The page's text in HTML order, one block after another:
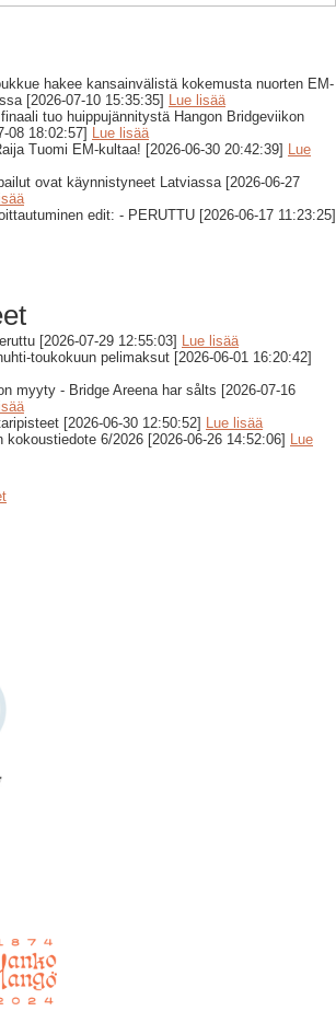
hakee kansainvälistä kokemusta nuorten EM-
[2026-07-10 15:35:35] Lue lisää
tuo huippujännitystä Hangon Bridgeviikon
08 18:02:57] Lue lisää
Tuomi EM-kultaa! [2026-06-30 20:42:39] Lue
ovat käynnistyneet Latviassa [2026-06-27
edit: - PERUTTU [2026-06-17 11:23:25]
[2026-07-29 12:55:03] Lue lisää
toukokuun pelimaksut [2026-06-01 16:20:42]
myyty - Bridge Areena har sålts [2026-07-16
[2026-06-30 12:50:52] Lue lisää
kokoustiedote 6/2026 [2026-06-26 14:52:06] Lue